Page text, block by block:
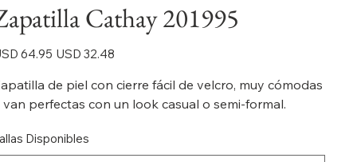
Cathay 201995
64.95 Precio
de
USD 32.48
de piel con cierre fácil de velcro, muy cómodas
van perfectas con un look casual o semi-formal.
Disponibles